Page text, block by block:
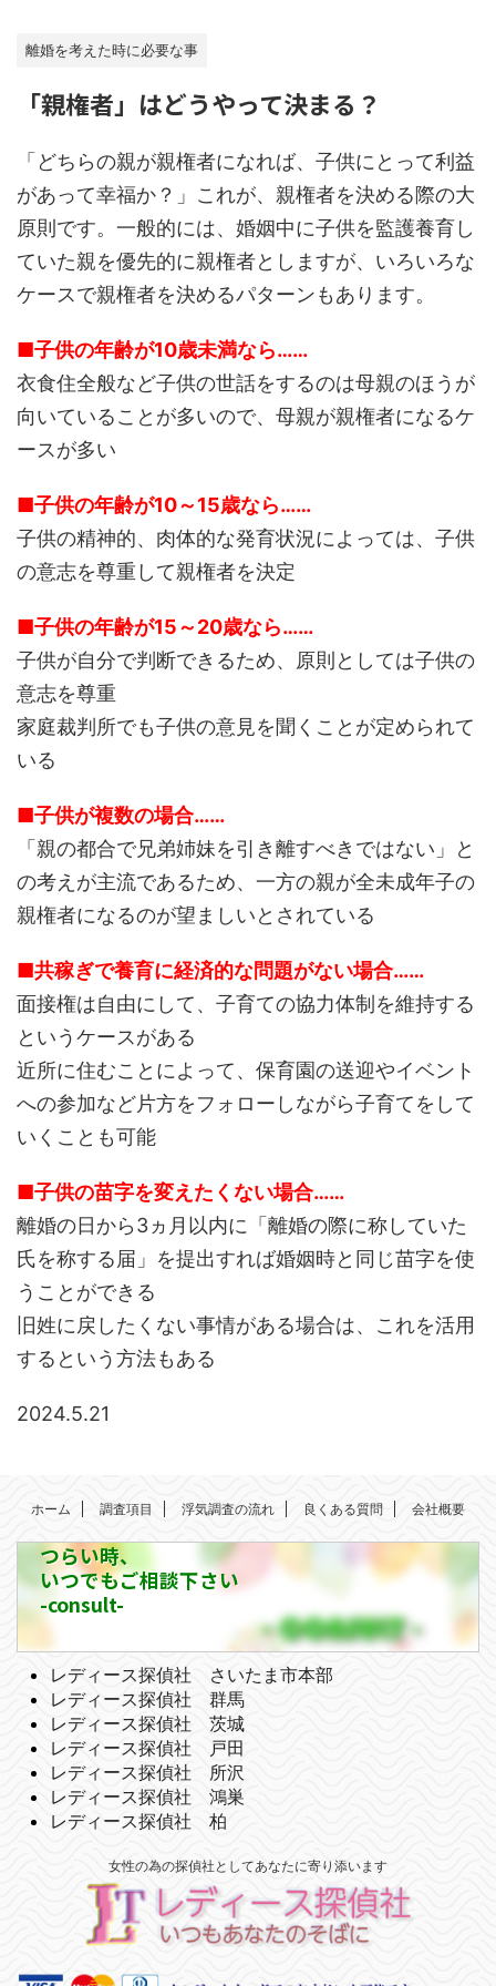
離婚を考えた時に必要な事
「親権者」はどうやって決まる？
「どちらの親が親権者になれば、子供にとって利益
があって幸福か？」これが、親権者を決める際の大
原則です。一般的には、婚姻中に子供を監護養育し
ていた親を優先的に親権者としますが、いろいろな
ケースで親権者を決めるパターンもあります。
■子供の年齢が10歳未満なら……
衣食住全般など子供の世話をするのは母親のほうが
向いていることが多いので、母親が親権者になるケ
ースが多い
■子供の年齢が10～15歳なら……
子供の精神的、肉体的な発育状況によっては、子供
の意志を尊重して親権者を決定
■子供の年齢が15～20歳なら……
子供が自分で判断できるため、原則としては子供の
意志を尊重
家庭裁判所でも子供の意見を聞くことが定められて
いる
■子供が複数の場合……
「親の都合で兄弟姉妹を引き離すべきではない」と
の考えが主流であるため、一方の親が全未成年子の
親権者になるのが望ましいとされている
■共稼ぎで養育に経済的な問題がない場合……
面接権は自由にして、子育ての協力体制を維持する
というケースがある
近所に住むことによって、保育園の送迎やイベント
への参加など片方をフォローしながら子育てをして
いくことも可能
■子供の苗字を変えたくない場合……
離婚の日から3ヵ月以内に「離婚の際に称していた
氏を称する届」を提出すれば婚姻時と同じ苗字を使
うことができる
旧姓に戻したくない事情がある場合は、これを活用
するという方法もある
2024.5.21
ホーム 調査項目 浮気調査の流れ 良くある質問 会社概要
つらい時、
いつでもご相談下さい
-consult-
レディース探偵社 さいたま市本部
レディース探偵社 群馬
レディース探偵社 茨城
レディース探偵社 戸田
レディース探偵社 所沢
レディース探偵社 鴻巣
レディース探偵社 柏
女性の為の探偵社としてあなたに寄り添います